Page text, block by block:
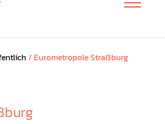
/Eurometropole Straßburg